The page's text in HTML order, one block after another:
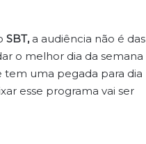
SBT,a audiência não é das
o melhor dia da semana
tem uma pegada para dia
esse programa vai ser